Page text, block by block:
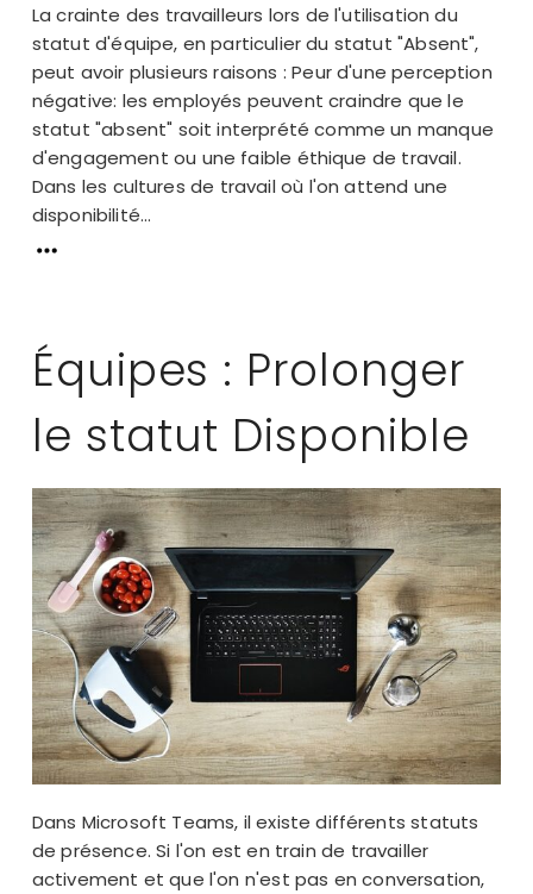
La crainte des travailleurs lors de l'utilisation du
statut d'équipe, en particulier du statut "Absent",
peut avoir plusieurs raisons : Peur d'une perception
négative: les employés peuvent craindre que le
statut "absent" soit interprété comme un manque
d'engagement ou une faible éthique de travail.
Dans les cultures de travail où l'on attend une
disponibilité...
Équipes : Prolonger
le statut Disponible
Dans Microsoft Teams, il existe différents statuts
de présence. Si l'on est en train de travailler
activement et que l'on n'est pas en conversation,